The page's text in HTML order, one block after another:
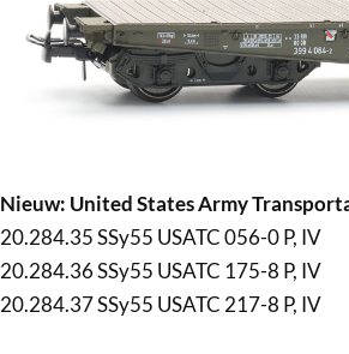
Nieuw: United States Army
20.284.35 SSy55 USATC 056-0 P, IV
20.284.36 SSy55 USATC 175-8 P, IV
20.284.37 SSy55 USATC 217-8 P, IV